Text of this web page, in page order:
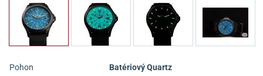
Pohon
Batériový Quartz